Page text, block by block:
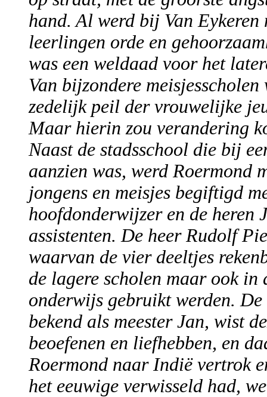
hand. Al werd bij Van
leerlingen orde en
was een weldaad voor het
Van bijzondere
zedelijk peil der vrouwelijke
Maar hierin zou verandering
Naast de stadsschool die bij
aanzien was, werd Roermond
jongens en meisjes begiftigd
hoofdonderwijzer en de heren
assistenten. De heer Rudolf
waarvan de vier deeltjes
de lagere scholen maar ook
onderwijs gebruikt werden.
bekend als meester Jan, wist
beoefenen en liefhebben, en
Roermond naar Indië vertrok
het eeuwige verwisseld had,